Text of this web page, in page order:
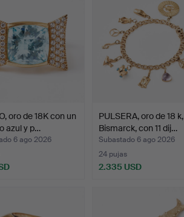
oro de 18K con un
azul y p…
6 ago 2026
PULSERA, oro de 18 k,
Bismarck, con 11 dij…
Subastado 6 ago 2026
24 pujas
2.335 USD